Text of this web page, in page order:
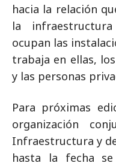
hacia la relación
la
ocupan las
trabaja en ellas,
y las personas
Para próximas
organización
Infraestructura y
hasta la fecha